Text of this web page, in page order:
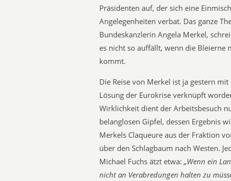
Präsidenten auf, der sich eine
Angelegenheiten verbat. Das ganze
Bundeskanzlerin Angela Merkel,
es nicht so auffällt, wenn die Bleierne
kommt.
Die Reise von Merkel ist ja gestern mit
Lösung der Eurokrise verknüpft
Wirklichkeit dient der Arbeitsbesuch
belanglosen Gipfel, dessen Ergebnis
Merkels Claqueure aus der Fraktion
über den Schlagbaum nach Westen.
Michael Fuchs ätzt etwa: „Wenn ein
nicht an Verabredungen halten zu